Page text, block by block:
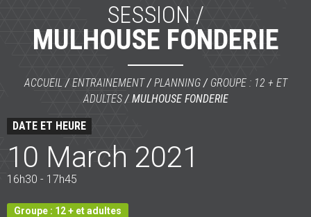
SESSION /
MULHOUSE FONDERIE
ACCUEIL /ENTRAINEMENT/PLANNING/ GROUPE : 12 + ET
ADULTES/MULHOUSE FONDERIE
DATE ET HEURE
10 March 2021
16h30 - 17h45
Groupe : 12 + et adultes